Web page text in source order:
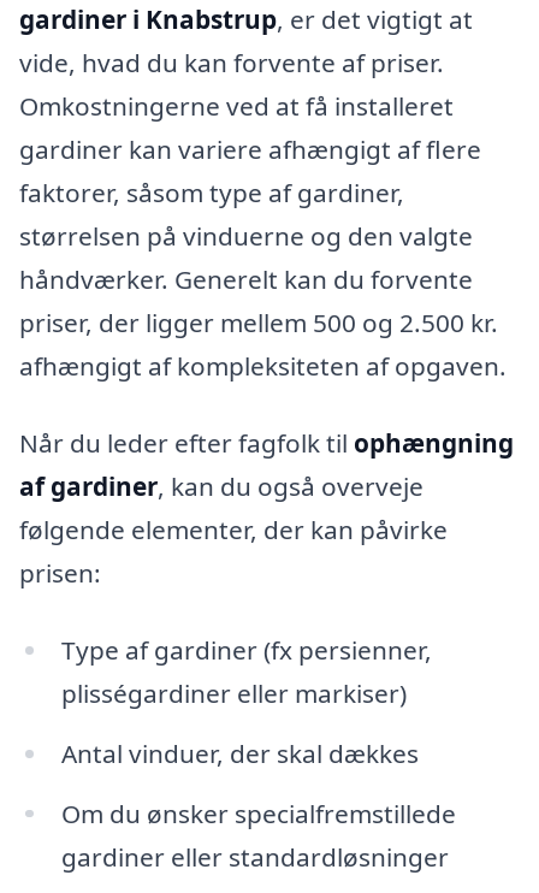
gardiner i Knabstrup, er det vigtigt at
vide, hvad du kan forvente af priser.
Omkostningerne ved at få installeret
gardiner kan variere afhængigt af flere
faktorer, såsom type af gardiner,
størrelsen på vinduerne og den valgte
håndværker. Generelt kan du forvente
priser, der ligger mellem 500 og 2.500 kr.
afhængigt af kompleksiteten af opgaven.
Når du leder efter fagfolk til ophængning
af gardiner, kan du også overveje
følgende elementer, der kan påvirke
prisen:
Type af gardiner (fx persienner,
plisségardiner eller markiser)
Antal vinduer, der skal dækkes
Om du ønsker specialfremstillede
gardiner eller standardløsninger